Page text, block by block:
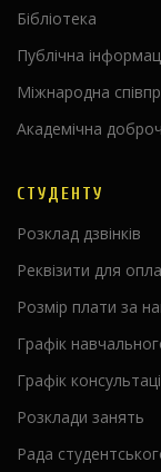
Бібліотека
Публічна
Міжнародна
Академічна
СТУДЕНТУ
Розклад дзвінків
Реквізити для
Розмір плати за
Графік
Графік
Розклади занять
Рада